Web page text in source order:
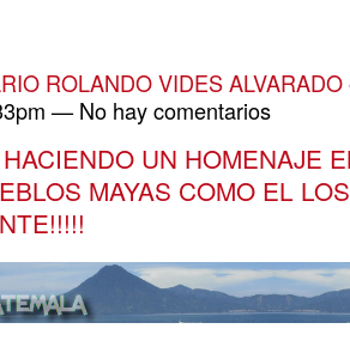
ROLANDO VIDES ALVARADO
— No hay comentarios
UN HOMENAJE
MAYAS COMO EL